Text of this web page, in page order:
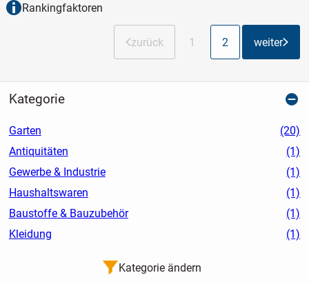
Rankingfaktoren
zurück 1 2 weiter
Kategorie
Garten
(20)
Antiquitäten
(1)
Gewerbe & Industrie
(1)
Haushaltswaren
(1)
Baustoffe & Bauzubehör
(1)
Kleidung
(1)
Kategorie ändern